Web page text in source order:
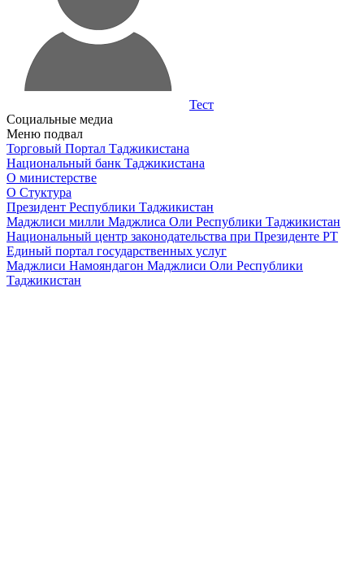
Тест
Социальные медиа
Меню подвал
Торговый Портал Таджикистана
Национальный банк Таджикистана
О министерстве
О Стуктура
Президент Республики Таджикистан
Маджлиси милли Маджлиса Оли Республики Таджикистан
Национальный центр законодательства при Президенте РТ
Единый портал государственных услуг
Маджлиси Намояндагон Маджлиси Оли Республики
Таджикистан